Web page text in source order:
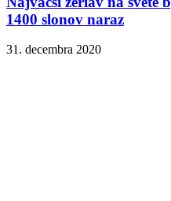
1400 slonov naraz
31. decembra 2020